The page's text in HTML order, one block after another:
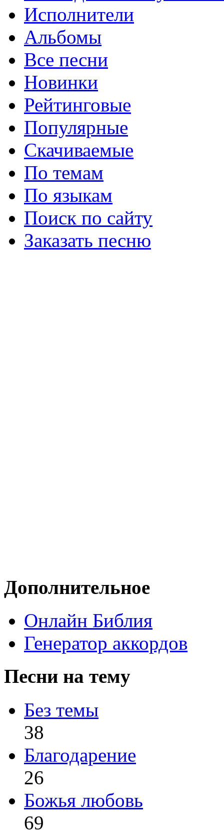
Исполнители
Альбомы
Все песни
Новинки
Рейтинговые
Популярные
Скачиваемые
По темам
По языкам
Поиск по сайту
Заказать песню
Дополнительное
Онлайн Библия
Генератор аккордов
Песни на тему
Без темы
38
Благодарение
26
Божья любовь
69